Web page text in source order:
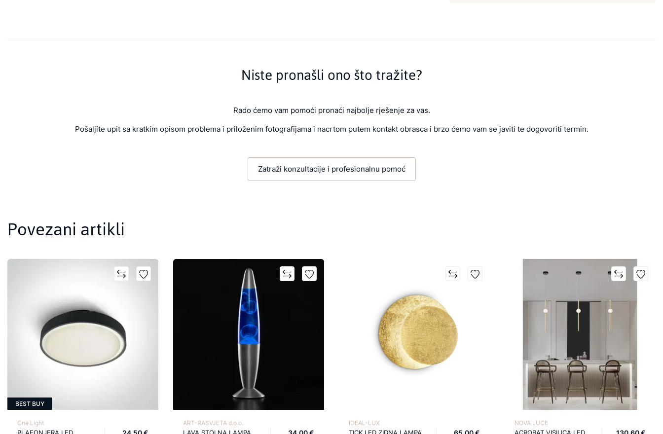
Niste pronašli ono što tražite?
Rado ćemo vam pomoći pronaći najbolje rješenje za vas.
Pošaljite upit sa kratkim opisom problema i priloženim fotografijama i nacrtom putem kontakt obrasca i brzo ćemo vam se javiti te dogovoriti termin.
Zatraži konzultacije i profesionalnu pomoć
Povezani artikli
BEST BUY
One Light ART-RASVJETA d.o.o. IDEAL-LUX NOVA LUCE